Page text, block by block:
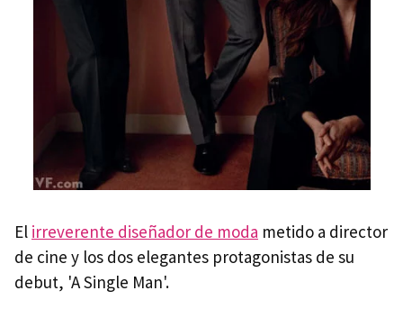
El irreverente diseñador de moda metido a director
de cine y los dos elegantes protagonistas de su
debut, 'A Single Man'.